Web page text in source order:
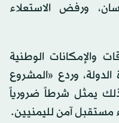
ورفض الاستعلاء
والإمكانات الوطنية
وردع «المشروع
ذلك يمثل شرطاً ضرورياً
مستقبل آمن لليمنيين.